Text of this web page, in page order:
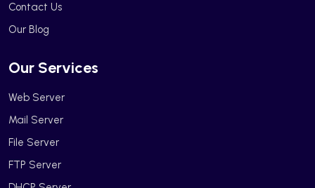
Contact Us
Our Blog
Our Services
Web Server
Mail Server
File Server
FTP Server